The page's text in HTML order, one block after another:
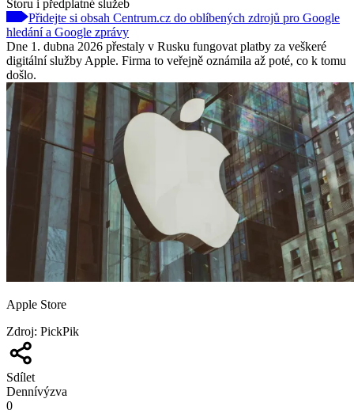
Storu i předplatné služeb
Přidejte si obsah Centrum.cz do oblíbených zdrojů pro Google
hledání a Google zprávy
Dne 1. dubna 2026 přestaly v Rusku fungovat platby za veškeré
digitální služby Apple. Firma to veřejně oznámila až poté, co k tomu
došlo.
Apple Store
Zdroj: PickPik
Sdílet
Dennívýzva
0